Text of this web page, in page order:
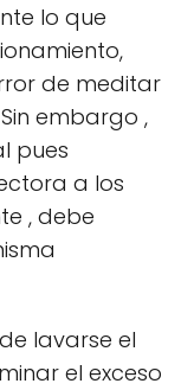
lo que
de meditar
embargo ,
pues
a los
, debe
lavarse el
el exceso